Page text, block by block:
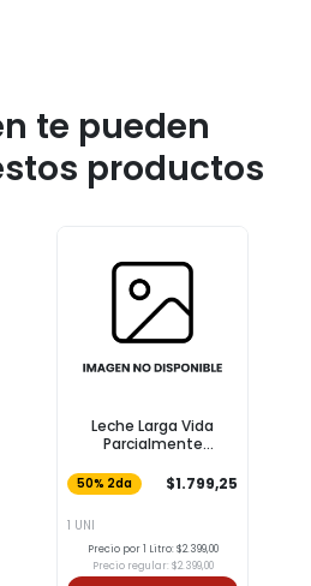
te pueden
productos
Leche Larga Vida
Parcialmente
50% 2da $1.799,25
1 UNI
Precio por 1 Litro: $2.399,00
Precio regular: $2.399,00